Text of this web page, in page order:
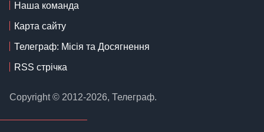
Наша команда
Карта сайту
Телеграф: Місія та Досягнення
RSS стрічка
Copyright © 2012-2026, Телеграф.